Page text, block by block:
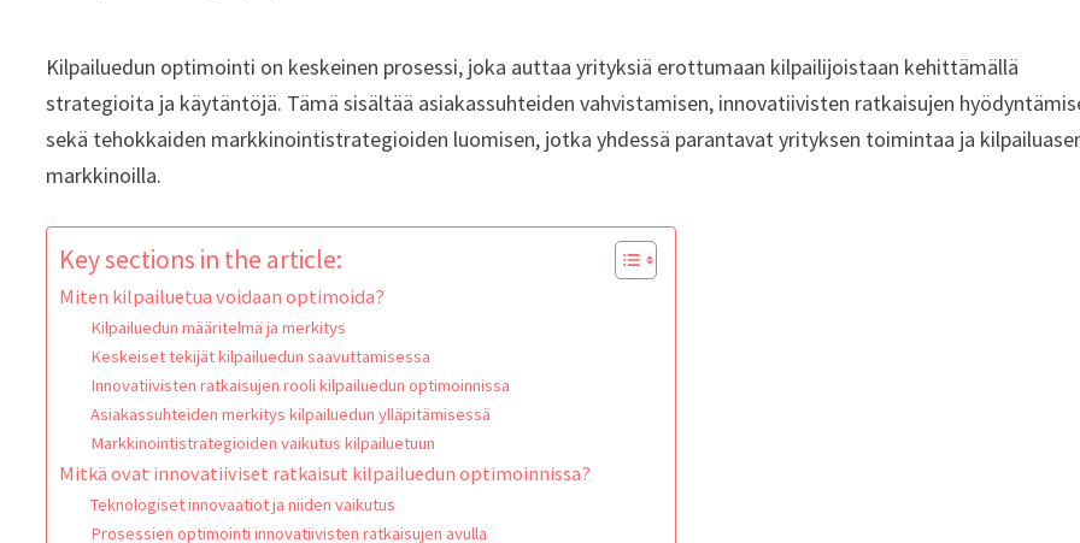
Kilpailuedun optimointi on keskeinen prosessi, joka auttaa yrityksiä erottumaan kilpailijoistaan kehittämällä
strategioita ja käytäntöjä. Tämä sisältää asiakassuhteiden vahvistamisen, innovatiivisten ratkaisujen
sekä tehokkaiden markkinointistrategioiden luomisen, jotka yhdessä parantavat yrityksen toimintaa ja
markkinoilla.
Key sections in the article:
Miten kilpailuetua voidaan optimoida?
Kilpailuedun määritelmä ja merkitys
Keskeiset tekijät kilpailuedun saavuttamisessa
Innovatiivisten ratkaisujen rooli kilpailuedun optimoinnissa
Asiakassuhteiden merkitys kilpailuedun ylläpitämisessä
Markkinointistrategioiden vaikutus kilpailuetuun
Mitkä ovat innovatiiviset ratkaisut kilpailuedun optimoinnissa?
Teknologiset innovaatiot ja niiden vaikutus
Prosessien optimointi innovatiivisten ratkaisujen avulla